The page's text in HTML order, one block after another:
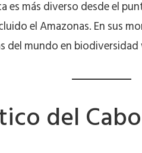
es más diverso desde el
el Amazonas. En sus
del mundo en
del Cabo